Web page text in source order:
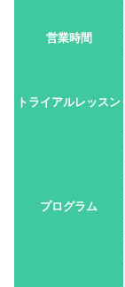
営業時間
トライアルレッスン
プログラム